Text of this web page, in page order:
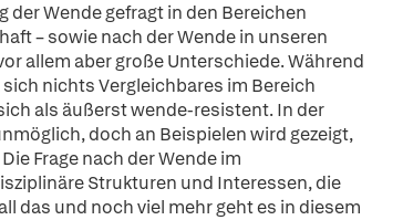
der Wende gefragt in den Bereichen
– sowie nach der Wende in unseren
allem aber große Unterschiede. Während
nichts Vergleichbares im Bereich
als äußerst wende-resistent. In der
doch an Beispielen wird gezeigt,
Frage nach der Wende im
Strukturen und Interessen, die
das und noch viel mehr geht es in diesem